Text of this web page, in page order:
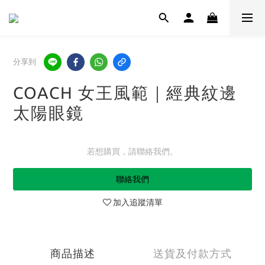
分享到
COACH 女王風範｜經典紋邊
太陽眼鏡
若想購買，請聯絡我們。
聯絡我們
加入追蹤清單
商品描述 送貨及付款方式